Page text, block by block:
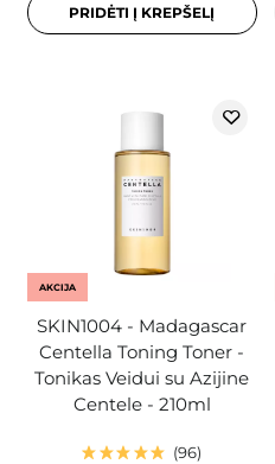
PRIDĖTI Į KREPŠELĮ
AKCIJA
SKIN1004 - Madagascar
Centella Toning Toner -
Tonikas Veidui su Azijine
Centele - 210ml
96